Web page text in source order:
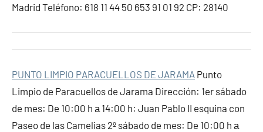
Madrid Teléfono: 618 11 44 50 653 91 01 92 CP: 28140
PUNTO LIMPIO PARACUELLOS DE JARAMA Punto
Limpio de Paracuellos de Jarama Dirección: 1er sábado
de mes: De 10:00 h а 14:00 h: Juan Pablo II esquina con
Paseo de las Camelias 2º sábado de mes: De 10:00 h а